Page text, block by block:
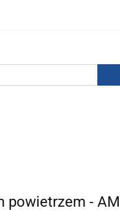
SMC
powietrzem -